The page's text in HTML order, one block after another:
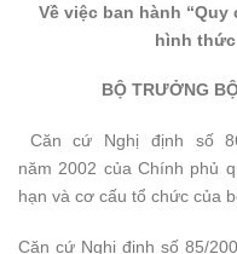
Về việc ban hành
hình
BỘ TRƯỞNG
Căn cứ Nghị định số
năm 2002 của Chính phủ
hạn và cơ cấu tổ chức của
Căn cứ Nghị định số 85/